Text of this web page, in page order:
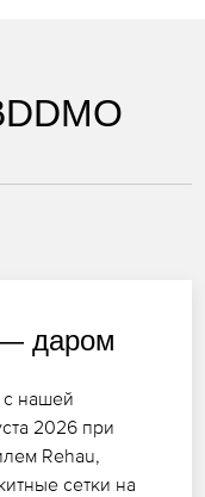
даром
с нашей
2026 при
Rehau,
сетки на